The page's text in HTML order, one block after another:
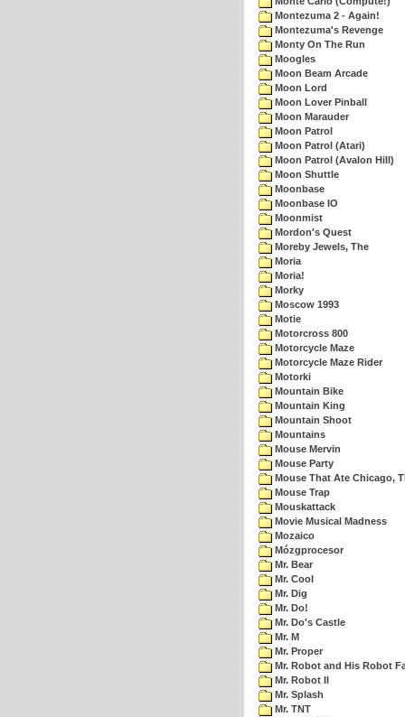
Montezuma 2 - Again!
Montezuma's Revenge
Monty On The Run
Moogles
Moon Beam Arcade
Moon Lord
Moon Lover Pinball
Moon Marauder
Moon Patrol
Moon Patrol (Atari)
Moon Patrol (Avalon Hill)
Moon Shuttle
Moonbase
Moonbase IO
Moonmist
Mordon's Quest
Moreby Jewels, The
Moria
Moria!
Morky
Moscow 1993
Motie
Motorcross 800
Motorcycle Maze
Motorcycle Maze Rider
Motorki
Mountain Bike
Mountain King
Mountain Shoot
Mountains
Mouse Mervin
Mouse Party
Mouse That Ate Chicago,
Mouse Trap
Mouskattack
Movie Musical Madness
Mozaico
Mózgprocesor
Mr. Bear
Mr. Cool
Mr. Dig
Mr. Do!
Mr. Do's Castle
Mr. M
Mr. Proper
Mr. Robot and His Robot
Mr. Robot II
Mr. Splash
Mr. TNT